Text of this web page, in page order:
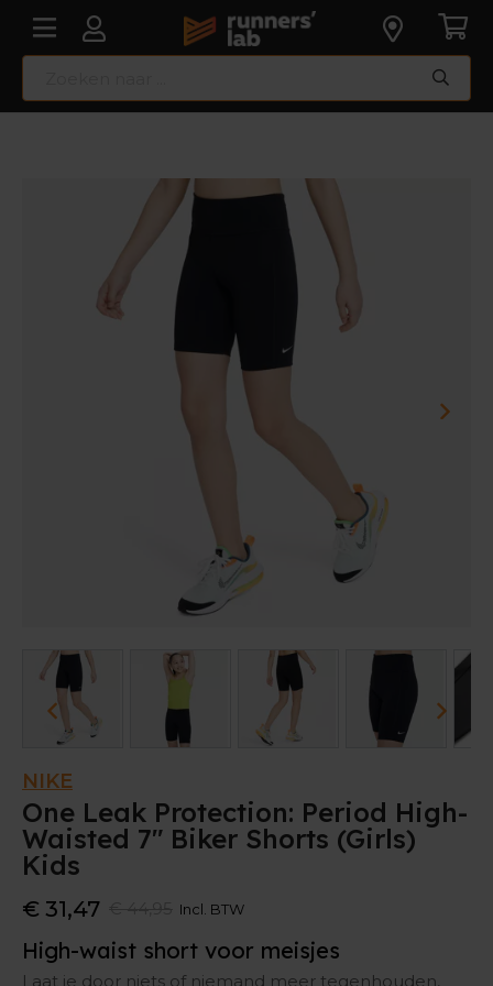
NIKE
One Leak Protection: Period High-
Waisted 7" Biker Shorts (Girls)
Kids
€ 31,47 Incl. BTW
High-waist short voor meisjes
Laat je door niets of niemand meer tegenhouden,